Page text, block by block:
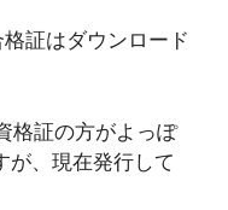
証はダウンロード
格証の方がよっぽ
が、現在発行して